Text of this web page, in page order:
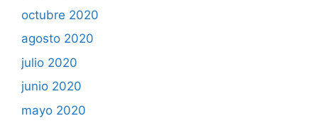
octubre 2020
agosto 2020
julio 2020
junio 2020
mayo 2020